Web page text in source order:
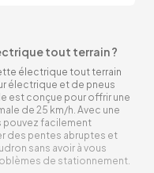
tout terrain ?
électrique tout terrain
électrique et de pneus
est conçue pour offrir une
de 25 km/h. Avec une
pouvez facilement
des pentes abruptes et
sans avoir à vous
de stationnement.